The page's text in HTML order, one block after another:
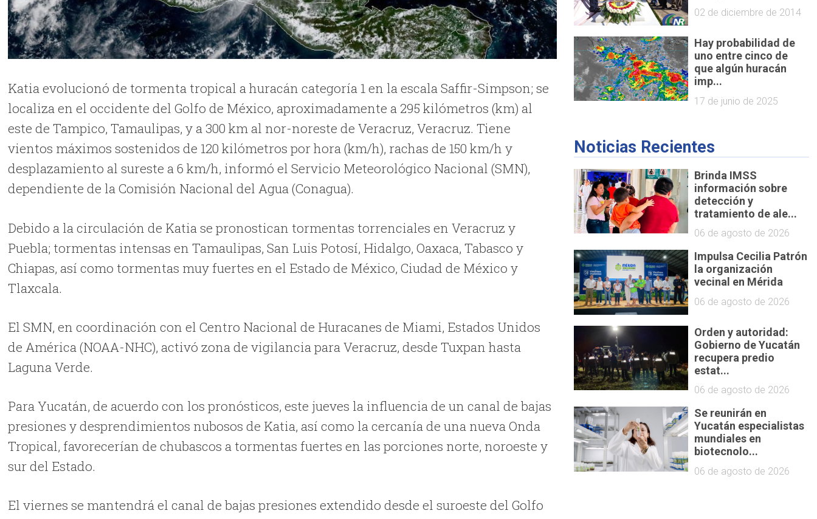
Katia evolucionó de tormenta tropical a huracán categoría 1 en la escala Saffir-Simpson; se
localiza en el occidente del Golfo de México, aproximadamente a 295 kilómetros (km) al
este de Tampico, Tamaulipas, y a 300 km al nor-noreste de Veracruz, Veracruz. Tiene
vientos máximos sostenidos de 120 kilómetros por hora (km/h), rachas de 150 km/h y
desplazamiento al sureste a 6 km/h, informó el Servicio Meteorológico Nacional (SMN),
dependiente de la Comisión Nacional del Agua (Conagua).
Debido a la circulación de Katia se pronostican tormentas torrenciales en Veracruz y
Puebla; tormentas intensas en Tamaulipas, San Luis Potosí, Hidalgo, Oaxaca, Tabasco y
Chiapas, así como tormentas muy fuertes en el Estado de México, Ciudad de México y
Tlaxcala.
El SMN, en coordinación con el Centro Nacional de Huracanes de Miami, Estados Unidos
de América (NOAA-NHC), activó zona de vigilancia para Veracruz, desde Tuxpan hasta
Laguna Verde.
Para Yucatán, de acuerdo con los pronósticos, este jueves la influencia de un canal de bajas
presiones y desprendimientos nubosos de Katia, así como la cercanía de una nueva Onda
Tropical, favorecerían de chubascos a tormentas fuertes en las porciones norte, noroeste y
sur del Estado.
El viernes se mantendrá el canal de bajas presiones extendido desde el suroeste del Golfo
02 de diciembre de 2014
Hay probabilidad de
uno entre cinco de
que algún huracán
imp...
17 de junio de 2025
Noticias Recientes
Brinda IMSS
información sobre
detección y
tratamiento de ale...
06 de agosto de 2026
Impulsa Cecilia Patrón
la organización
vecinal en Mérida
06 de agosto de 2026
Orden y autoridad:
Gobierno de Yucatán
recupera predio
estat...
06 de agosto de 2026
Se reunirán en
Yucatán especialistas
mundiales en
biotecnolo...
06 de agosto de 2026